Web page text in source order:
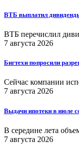
ВТБ выплатил
ВТБ перечислил
7 августа 2026
Бигтехи попросили
Сейчас компании
7 августа 2026
Выдачи ипотеки в июле
В середине лета
7 августа 2026